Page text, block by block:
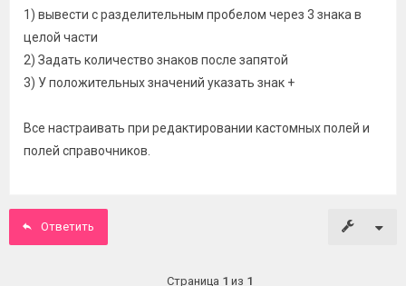
1) вывести с разделительным пробелом через 3 знака в
целой части
2) Задать количество знаков после запятой
3) У положительных значений указать знак +
Все настраивать при редактировании кастомных полей и
полей справочников.
Ответить
Страница 1 из 1